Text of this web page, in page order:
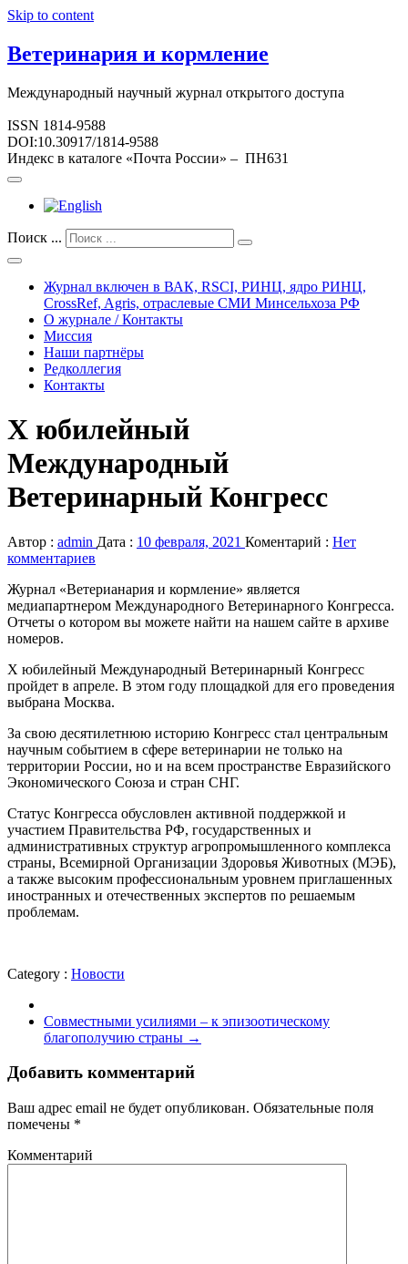
Skip to content
Ветеринария и кормление
Международный научный журнал открытого доступа
ISSN 1814-9588
DOI:10.30917/1814-9588
Индекс в каталоге «Почта России» – ПН631
Поиск ...
Журнал включен в ВАК, RSCI, РИНЦ, ядро РИНЦ,
CrossRef, Agris, отраслевые СМИ Минсельхоза РФ
О журнале / Контакты
Миссия
Наши партнёры
Редколлегия
Контакты
X юбилейный
Международный
Ветеринарный Конгресс
Автор : admin Дата : 10 февраля, 2021 Коментарий : Нет
комментариев
Журнал «Ветерианария и кормление» является
медиапартнером Международного Ветеринарного Конгресса.
Отчеты о котором вы можете найти на нашем сайте в архиве
номеров.
X юбилейный Международный Ветеринарный Конгресс
пройдет в апреле. В этом году площадкой для его проведения
выбрана Москва.
За свою десятилетнюю историю Конгресс стал центральным
научным событием в сфере ветеринарии не только на
территории России, но и на всем пространстве Евразийского
Экономического Союза и стран СНГ.
Статус Конгресса обусловлен активной поддержкой и
участием Правительства РФ, государственных и
административных структур агропромышленного комплекса
страны, Всемирной Организации Здоровья Животных (МЭБ),
а также высоким профессиональным уровнем приглашенных
иностранных и отечественных экспертов по решаемым
проблемам.
Category : Новости
Совместными усилиями – к эпизоотическому
благополучию страны →
Добавить комментарий
Ваш адрес email не будет опубликован. Обязательные поля
помечены *
Комментарий